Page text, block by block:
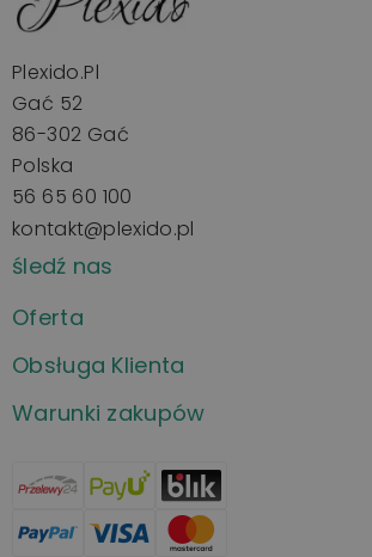
Plexido.pl
Gać 52
86-302 Gać
Polska
56 65 60 100
kontakt@plexido.pl
śledź nas
Oferta
Obsługa Klienta
Warunki zakupów